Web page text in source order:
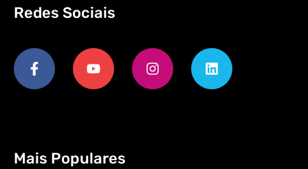
Redes Sociais
Mais Populares